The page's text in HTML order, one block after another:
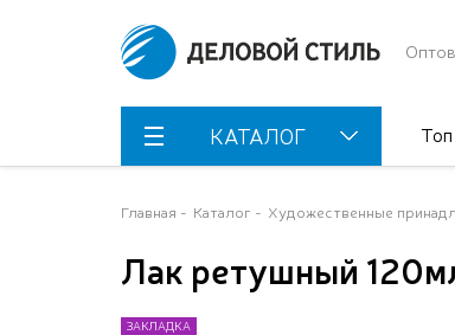
КАТАЛОГ
Главная Каталог Художественные
Лак ретушный
ЗАКЛАДКА
ЗАКЛАДКА